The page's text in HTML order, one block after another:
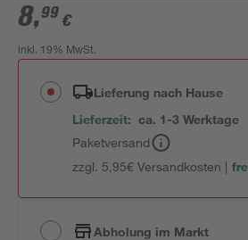
8,99 €
inkl. 19% MwSt.
Lieferung nach Hause
Lieferzeit: ca. 1-3 Werktage
Paketversand
zzgl. 5,95€ Versandkosten |
Abholung im Markt